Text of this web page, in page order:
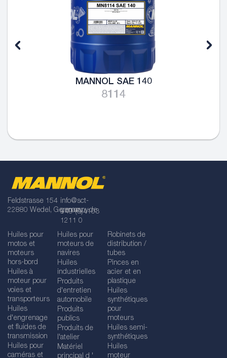
MANNOL SAE 140
8114
Feldstrasse 154
22880 Wedel, Germany
info@sct-
germany.de
+49 (0)4103
1211 0
Huiles pour
motos et
moteurs
hors-bord
Huiles à
moteur pour
voies et
transporteurs
Huiles
d'engrenage
et fluides de
transmission
Huiles pour
caméras et
Huiles pour
moteurs de
navires
Huiles
industrielles
Produits
d'entretien
automobile
Produits
publics
Produits de
l'atelier
Matériel
principal d '
Robinets de
distribution /
tubes
Pinces en
acier et en
plastique
Huiles
synthétiques
pour
moteurs
Huiles semi-
synthétiques
Huiles
moteur